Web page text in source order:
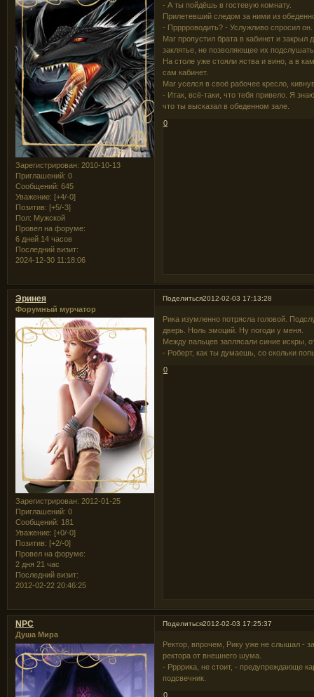
Зарегистрирован: 2010-10-13
Приглашений: 0
Сообщений: 645
Уважение: [+4/-0]
Позитив: [+5/-3]
Пол: Мужской
Провел на форуме:
6 дней 14 часов
Последний визит:
2024-12-30 11:18:06
- А ты пойдёшь в гостевую комнату.
Прилетевший следом за ними из
- Прррроводить? - Услужливо спросил он.
Маг пропустил брата в кабинет и
заклятье, не позволяющее их
На столе уже стояли яства и вино, а в
сам кабинет.
Маг уселся в своё рабочее кресло,
- Итак, всё-таки, что тебя привело. Я
что ты высказал в обеденном зале.
0
Поделиться2012-02-03 17:13:28
Эринея
Форумный мурчатор
Зарегистрирован: 2012-01-25
Приглашений: 0
Сообщений: 181
Уважение: [+0/-0]
Позитив: [+2/-0]
Провел на форуме:
2 дня 21 час
Последний визит:
2012-02-22 20:46:25
Рика изумленно потрясла головой.
дверь. Ноль эмоций. Ну погоди у меня.
Между пальцев заплясали синие искры,
- Роберт, как ты думаешь, со скольки
0
Поделиться2012-02-03 17:25:37
NPC
Душа Мира
Ректор, впрочем, Рику уже не слышал -
ректора от внешнего шума.
- Ррррика, не стоит, - предупреждающе
подсвечник.
0